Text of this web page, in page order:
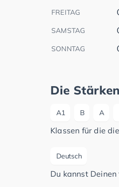
FREITAG
SAMSTAG
SONNTAG
Die
A1 B A
Klassen für die
Deutsch
Du kannst